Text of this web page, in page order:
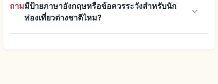
ถามมีป้ายภาษาอังกฤษหรือข้อควรระวังสำหรับนัก
ท่องเที่ยวต่างชาติไหม?
keyboard_arrow_down